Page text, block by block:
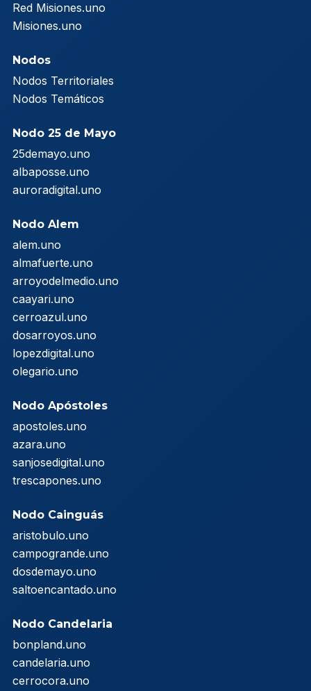
Red Misiones.uno
Misiones.uno
Nodos
Nodos Territoriales
Nodos Temáticos
Nodo 25 de Mayo
25demayo.uno
albaposse.uno
auroradigital.uno
Nodo Alem
alem.uno
almafuerte.uno
arroyodelmedio.uno
caayari.uno
cerroazul.uno
dosarroyos.uno
lopezdigital.uno
olegario.uno
Nodo Apóstoles
apostoles.uno
azara.uno
sanjosedigital.uno
trescapones.uno
Nodo Cainguás
aristobulo.uno
campogrande.uno
dosdemayo.uno
saltoencantado.uno
Nodo Candelaria
bonpland.uno
candelaria.uno
cerrocora.uno